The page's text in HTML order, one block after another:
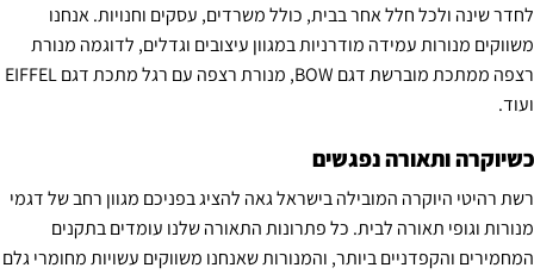
לחדר שינה ולכל חלל אחר בבית, כולל משרדים, עסקים וחנויות. אנחנו
משווקים מנורות עמידה מודרניות במגוון עיצובים וגדלים, לדוגמה מנורת
רצפה ממתכת מוברשת דגם BOW, מנורת רצפה עם רגל מתכת דגם EIFFEL
ועוד.
כשיוקרה ותאורה נפגשים
רשת רהיטי היוקרה המובילה בישראל גאה להציג בפניכם מגוון רחב של דגמי
מנורות וגופי תאורה לבית. כל פתרונות התאורה שלנו עומדים בתקנים
המחמירים והקפדניים ביותר, והמנורות שאנחנו משווקים עשויות מחומרי גלם